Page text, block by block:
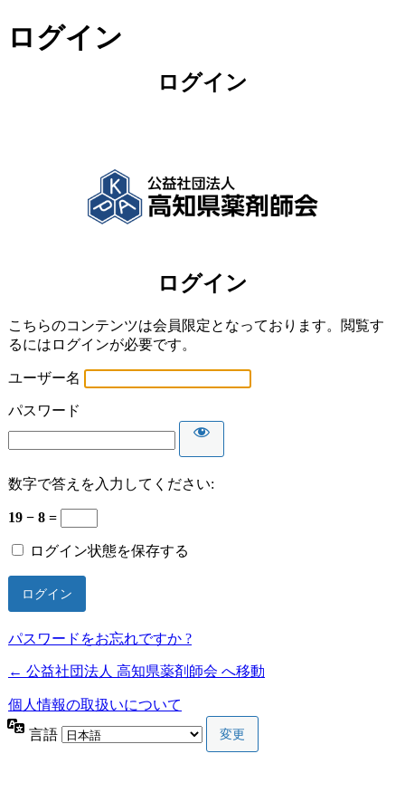
ログイン
Powered by WordPress
こちらのコンテンツは会員限定となっております。閲覧す
るにはログインが必要です。
ユーザー名
パスワード
数字で答えを入力してください:
19 − 8 =
ログイン状態を保存する
パスワードをお忘れですか ?
← 公益社団法人 高知県薬剤師会 へ移動
個人情報の取扱いについて
言語